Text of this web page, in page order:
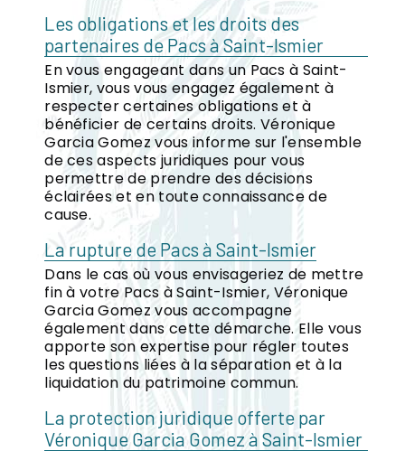
Les obligations et les droits des
partenaires de Pacs à Saint-Ismier
En vous engageant dans un Pacs à Saint-
Ismier, vous vous engagez également à
respecter certaines obligations et à
bénéficier de certains droits. Véronique
Garcia Gomez vous informe sur l'ensemble
de ces aspects juridiques pour vous
permettre de prendre des décisions
éclairées et en toute connaissance de
cause.
La rupture de Pacs à Saint-Ismier
Dans le cas où vous envisageriez de mettre
fin à votre Pacs à Saint-Ismier, Véronique
Garcia Gomez vous accompagne
également dans cette démarche. Elle vous
apporte son expertise pour régler toutes
les questions liées à la séparation et à la
liquidation du patrimoine commun.
La protection juridique offerte par
Véronique Garcia Gomez à Saint-Ismier